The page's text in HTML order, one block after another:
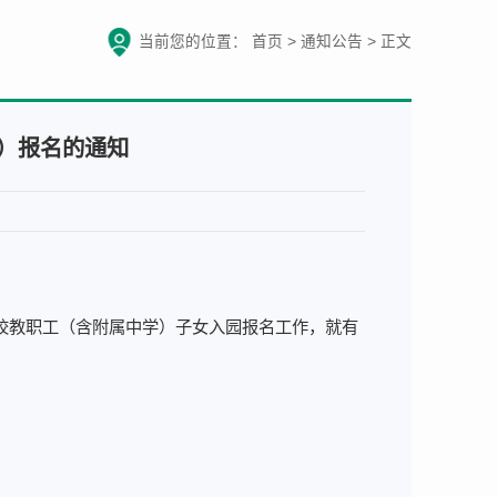
当前您的位置： 首页 > 通知公告 > 正文
报名的通知
职工（含附属中学）子女入园报名工作，就有